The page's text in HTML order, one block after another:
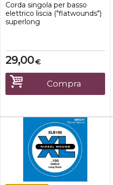
Corda singola per basso
elettrico liscia ("flatwounds")
superlong
€
29,00
Compra